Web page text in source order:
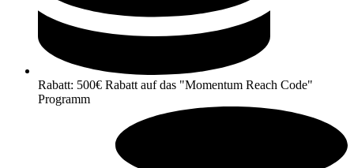
Rabatt: 500€ Rabatt auf das "Momentum Reach Code"
Programm